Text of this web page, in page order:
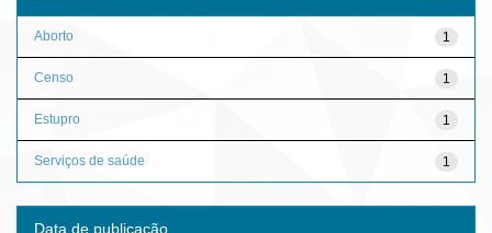
1
Aborto
1
Censo
1
Estupro
1
Serviços de saúde
Data de publicação